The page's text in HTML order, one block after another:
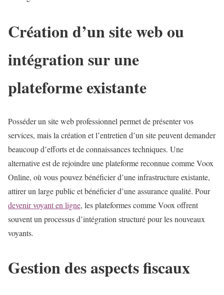
Création d’un site web ou
intégration sur une
plateforme existante
Posséder un site web professionnel permet de présenter vos
services, mais la création et l’entretien d’un site peuvent demander
beaucoup d’efforts et de connaissances techniques. Une
alternative est de rejoindre une plateforme reconnue comme Voox
Online, où vous pouvez bénéficier d’une infrastructure existante,
attirer un large public et bénéficier d’une assurance qualité. Pour
devenir voyant en ligne, les plateformes comme Voox offrent
souvent un processus d’intégration structuré pour les nouveaux
voyants.
Gestion des aspects fiscaux